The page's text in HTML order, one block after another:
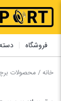
فروشگاه
خانه/ محصولات برچسب